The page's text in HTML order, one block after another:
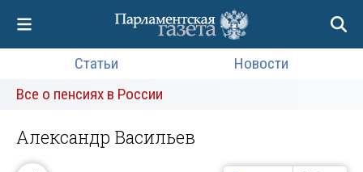
Статьи
Новости
Все о пенсиях в России
Александр Васильев